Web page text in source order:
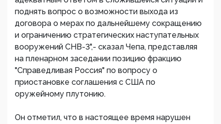
поднять вопрос о возможности выхода из
договора о мерах по дальнейшему сокращению
и ограничению стратегических наступательных
вооружений СНВ-3",- сказал Чепа, представляя
на пленарном заседании позицию фракцию
"Справедливая Россия" по вопросу о
приостановке соглашения с США по
оружейному плутонию.
Он отметил, что в настоящее время нарушен